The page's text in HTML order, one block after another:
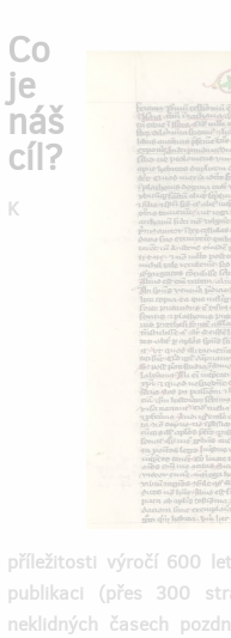
Co
je
náš
cíl?
K
příležitosti výročí 600
publikaci (přes 300
neklidných časech